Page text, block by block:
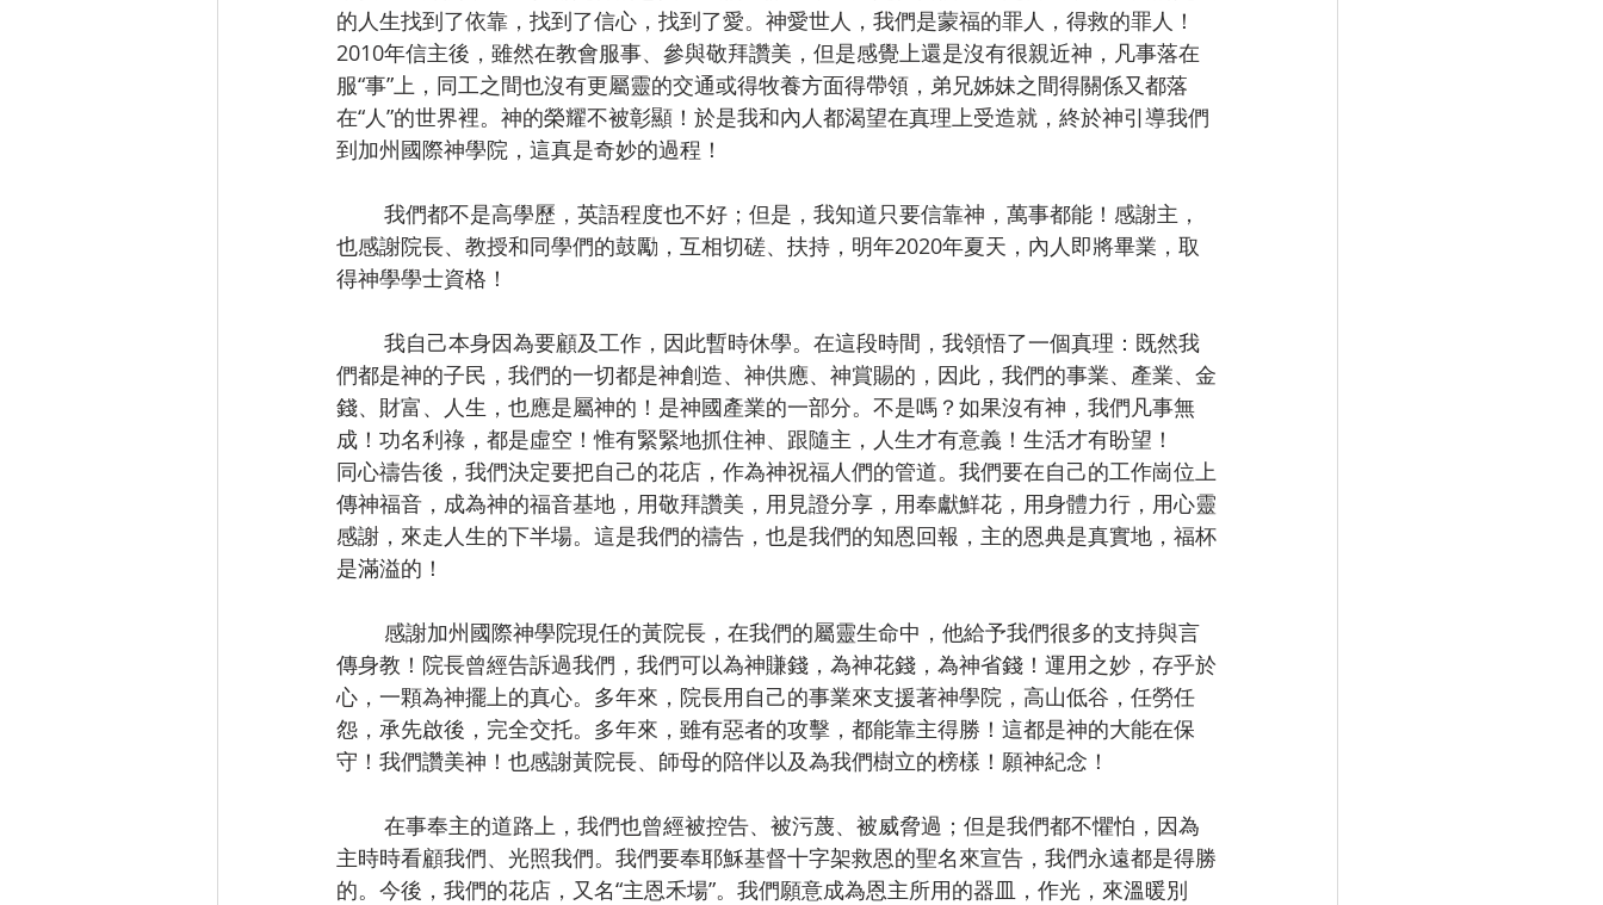
的人生找到了依靠，找到了信心，找到了愛。神愛世人，我們是蒙福的罪人，得救的罪人！
2010年信主後，雖然在教會服事、參與敬拜讚美，但是感覺上還是沒有很親近神，凡事落在
服“事”上，同工之間也沒有更屬靈的交通或得牧養方面得帶領，弟兄姊妹之間得關係又都落
在“人”的世界裡。神的榮耀不被彰顯！於是我和內人都渴望在真理上受造就，終於神引導我們
到加州國際神學院，這真是奇妙的過程！
也感謝院長、教授和同學們的鼓勵，互相切磋、扶持，明年2020年夏天，內人即將畢業，取
得神學學士資格！
們都是神的子民，我們的一切都是神創造、神供應、神賞賜的，因此，我們的事業、產業、金
錢、財富、人生，也應是屬神的！是神國產業的一部分。不是嗎？如果沒有神，我們凡事無
成！功名利祿，都是虛空！惟有緊緊地抓住神、跟隨主，人生才有意義！生活才有盼望！
同心禱告後，我們決定要把自己的花店，作為神祝福人們的管道。我們要在自己的工作崗位上
傳神福音，成為神的福音基地，用敬拜讚美，用見證分享，用奉獻鮮花，用身體力行，用心靈
感謝，來走人生的下半場。這是我們的禱告，也是我們的知恩回報，主的恩典是真實地，福杯
是滿溢的！
傳身教！院長曾經告訴過我們，我們可以為神賺錢，為神花錢，為神省錢！運用之妙，存乎於
心，一顆為神擺上的真心。多年來，院長用自己的事業來支援著神學院，高山低谷，任勞任
怨，承先啟後，完全交托。多年來，雖有惡者的攻擊，都能靠主得勝！這都是神的大能在保
守！我們讚美神！也感謝黃院長、師母的陪伴以及為我們樹立的榜樣！願神紀念！
主時時看顧我們、光照我們。我們要奉耶穌基督十字架救恩的聖名來宣告，我們永遠都是得勝
的。今後，我們的花店，又名“主恩禾場”。我們願意成為恩主所用的器皿，作光，來溫暖別